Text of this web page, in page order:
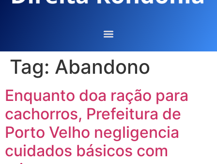
Tag: Abandono
Enquanto doa ração para
cachorros, Prefeitura de
Porto Velho negligencia
cuidados básicos com